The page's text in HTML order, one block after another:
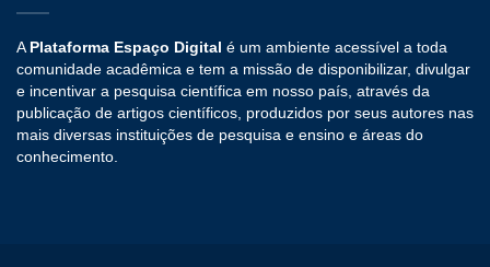
APlataforma Espaço Digital é um ambiente acessível a toda
comunidade acadêmica e tem a missão de disponibilizar, divulgar
e incentivar a pesquisa científica em nosso país, através da
publicação de artigos científicos, produzidos por seus autores nas
mais diversas instituições de pesquisa e ensino e áreas do
conhecimento.